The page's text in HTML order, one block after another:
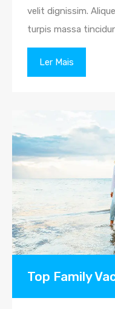
velit dignissim.
turpis massa
Ler Mais
Top Family